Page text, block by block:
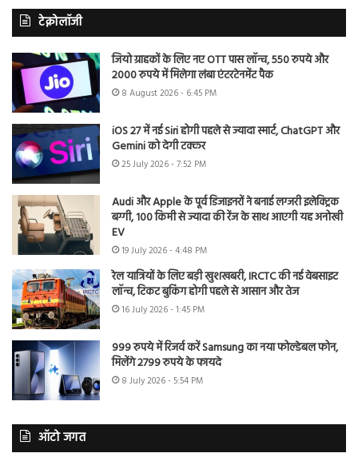
टेक्नोलॉजी
जियो ग्राहकों के लिए नए OTT पास लॉन्च, 550 रुपये और
2000 रुपये में मिलेगा लंबा एंटरटेनमेंट पैक
8 August 2026 - 6:45 PM
iOS 27 में नई Siri होगी पहले से ज्यादा स्मार्ट, ChatGPT और
Gemini को देगी टक्कर
25 July 2026 - 7:52 PM
Audi और Apple के पूर्व डिजाइनरों ने बनाई लग्जरी इलेक्ट्रिक
बग्गी, 100 किमी से ज्यादा की रेंज के साथ आएगी यह अनोखी
EV
19 July 2026 - 4:48 PM
रेल यात्रियों के लिए बड़ी खुशखबरी, IRCTC की नई वेबसाइट
लॉन्च, टिकट बुकिंग होगी पहले से आसान और तेज
16 July 2026 - 1:45 PM
999 रुपये में रिजर्व करें Samsung का नया फोल्डेबल फोन,
मिलेंगे 2799 रुपये के फायदे
8 July 2026 - 5:54 PM
ऑटो जगत